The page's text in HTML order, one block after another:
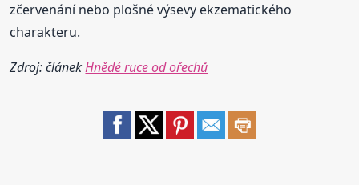
zčervenání nebo plošné výsevy ekzematického
charakteru.
Zdroj: článekHnědé ruce od ořechů